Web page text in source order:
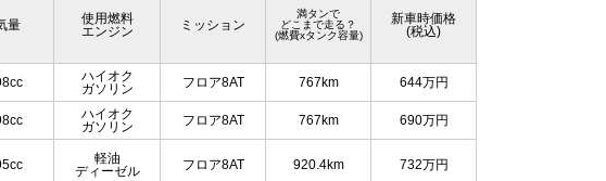
量
使用燃料
エンジン
ミッション
満タンで
どこまで走る？
(燃費xタンク容量)
新車時価格
(税込)
ハイオク
ガソリン
フロア8AT 767km 644万円
ハイオク
ガソリン
フロア8AT 767km 690万円
軽油
ディーゼル
フロア8AT 920.4km 732万円